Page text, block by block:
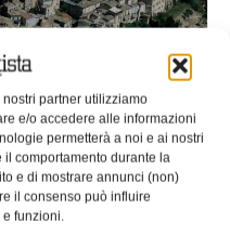
partner utilizziamo
e/o accedere alle informazioni
permetterà a noi e ai nostri
comportamento durante la
e di mostrare annunci (non)
il consenso può influire
funzioni.
= efficienza
nel 1947, è da sempre
sia nelle persona